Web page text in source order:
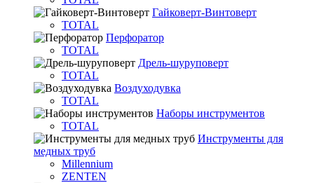
Гайковерт-Винтоверт
TOTAL
Перфоратор
TOTAL
Дрель-шуруповерт
TOTAL
Воздуходувка
TOTAL
Наборы инструментов
TOTAL
Инструменты для
медных труб
Millennium
ZENTEN